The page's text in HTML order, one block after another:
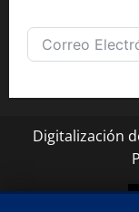
Digitalización